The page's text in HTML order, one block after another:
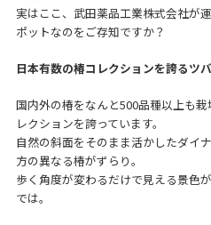
実はここ、武田薬品工業株式会社が
ポットなのをご存知ですか？
日本有数の椿コレクションを誇るツ
国内外の椿をなんと500品種以上も
レクションを誇っています。
自然の斜面をそのまま活かしたダイ
方の異なる椿がずらり。
歩く角度が変わるだけで見える景色
では。